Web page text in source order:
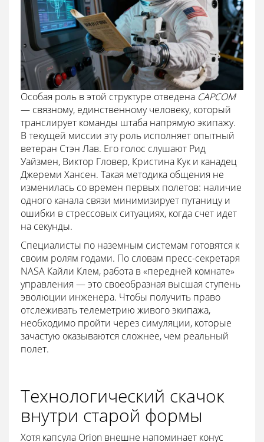
Особая роль в этой структуре отведена CAPCOM
— связному, единственному человеку, который
транслирует команды штаба напрямую экипажу.
В текущей миссии эту роль исполняет опытный
ветеран Стэн Лав. Его голос слушают Рид
Уайзмен, Виктор Гловер, Кристина Кук и канадец
Джереми Хансен. Такая методика общения не
изменилась со времен первых полетов: наличие
одного канала связи минимизирует путаницу и
ошибки в стрессовых ситуациях, когда счет идет
на секунды.
Специалисты по наземным системам готовятся к
своим ролям годами. По словам пресс-секретаря
NASA Кайли Клем, работа в «передней комнате»
управления — это своеобразная высшая ступень
эволюции инженера. Чтобы получить право
отслеживать телеметрию живого экипажа,
необходимо пройти через симуляции, которые
зачастую оказываются сложнее, чем реальный
полет.
Технологический скачок
внутри старой формы
Хотя капсула Orion внешне напоминает конус